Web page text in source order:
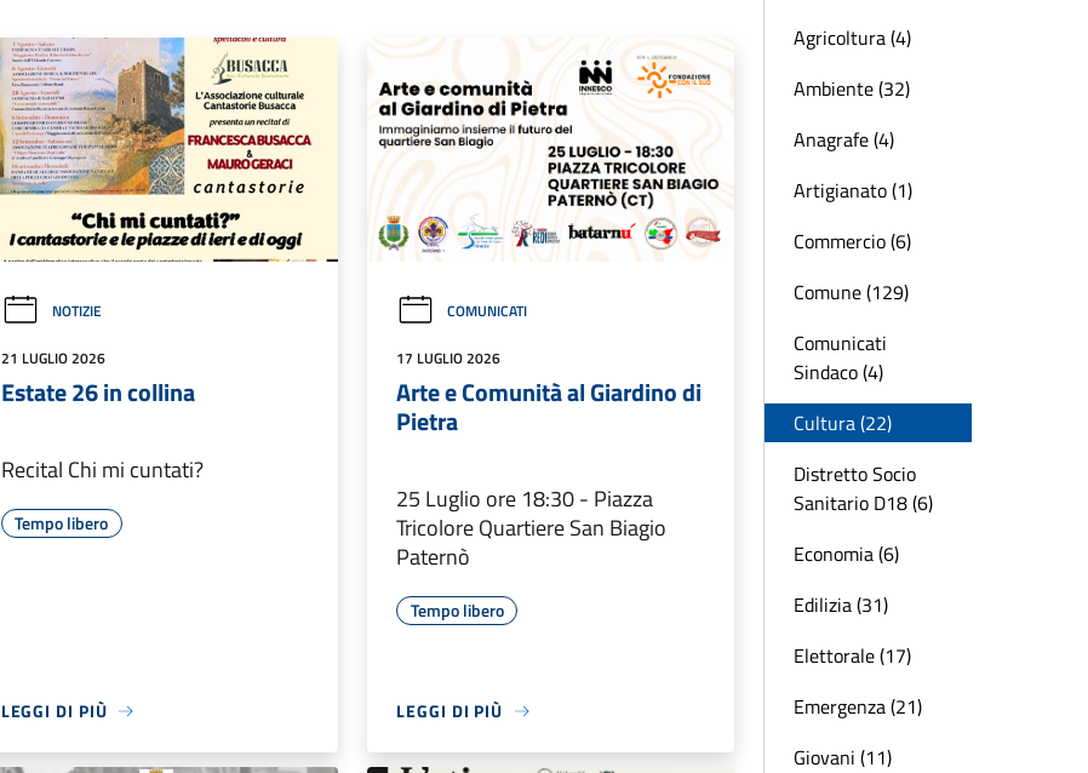
NOTIZIE
21 LUGLIO 2026
Estate 26 in collina
Recital Chi mi cuntati?
Tempo libero
LEGGI DI PIÙ
COMUNICATI
17 LUGLIO 2026
Arte e Comunità al Giardino di
Pietra
25 Luglio ore 18:30 - Piazza
Tricolore Quartiere San Biagio
Paternò
Tempo libero
LEGGI DI PIÙ
Agricoltura (4)
Ambiente (32)
Anagrafe (4)
Artigianato (1)
Commercio (6)
Comune (129)
Comunicati
Sindaco (4)
Cultura (22)
Distretto Socio
Sanitario D18 (6)
Economia (6)
Edilizia (31)
Elettorale (17)
Emergenza (21)
Giovani (11)